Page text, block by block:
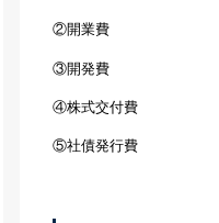
②開業費
③開発費
④株式交付費
⑤社債発行費